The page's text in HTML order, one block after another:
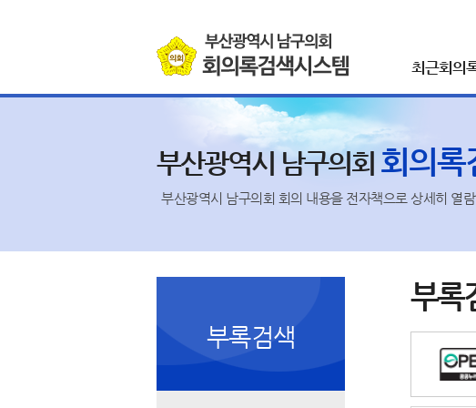
최근회의
부산광역시 남구의회 회의록
부산광역시 남구의회 회의 내용을 전자책으로 상세히 열
부록검색
부록